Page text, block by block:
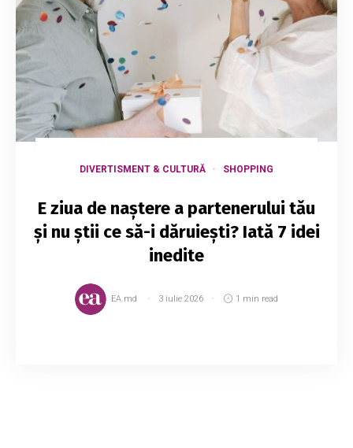
DIVERTISMENT & CULTURĂ SHOPPING
E ziua de naștere a partenerului tău
și nu știi ce să-i dăruiești? Iată 7 idei
inedite
EA.md 3 iulie 2026 1 min read